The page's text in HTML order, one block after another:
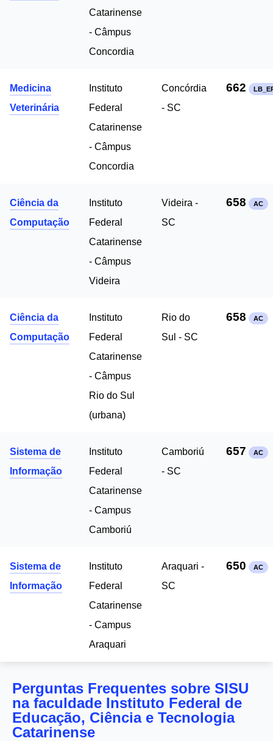
Catarinense
- Câmpus
Concordia
Medicina
Veterinária
Instituto
Federal
Catarinense
- Câmpus
Concordia
Concórdia
- SC
662
Ciência da
Computação
Instituto
Federal
Catarinense
- Câmpus
Videira
Videira -
SC
658 AC
Ciência da
Computação
Instituto
Federal
Catarinense
- Câmpus
Rio do Sul
(urbana)
Rio do
Sul - SC
658 AC
Sistema de
Informação
Instituto
Federal
Catarinense
- Campus
Camboriú
Camboriú
- SC
657 AC
Sistema de
Informação
Instituto
Federal
Catarinense
- Campus
Araquari
Araquari -
SC
650 AC
Perguntas Frequentes sobre SISU
na faculdade Instituto Federal de
Educação, Ciência e Tecnologia
Catarinense